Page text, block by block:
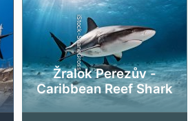
iStock-ShaneGross
Žralok Perezův -
Caribbean Reef Shark